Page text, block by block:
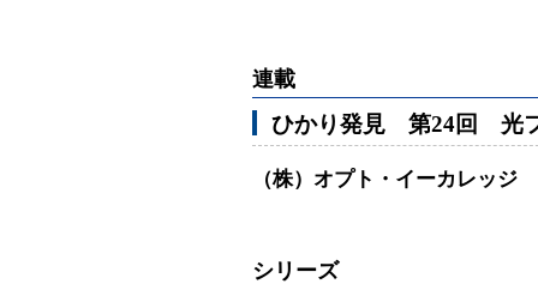
連載
ひかり発見 第24回 光
（株）オプト・イーカレッ
シリーズ